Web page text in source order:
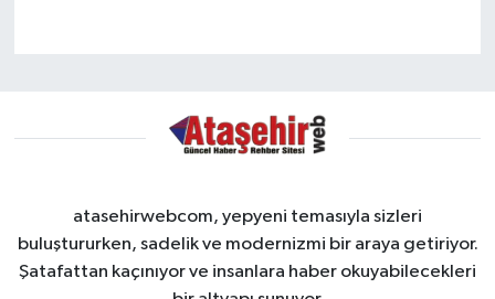
atasehirwebcom, yepyeni temasıyla sizleri
buluştururken, sadelik ve modernizmi bir araya getiriyor.
Şatafattan kaçınıyor ve insanlara haber okuyabilecekleri